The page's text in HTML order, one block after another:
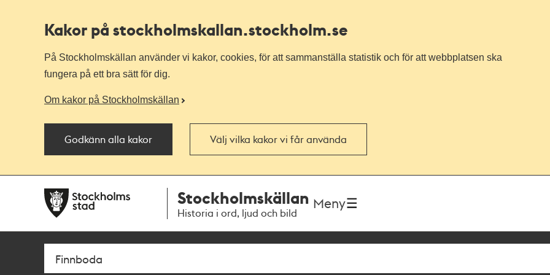
Kakor på stockholmskallan.stockholm.se
På Stockholmskällan använder vi kakor, cookies, för att sammanställa statistik och för att webbplatsen ska
fungera på ett bra sätt för dig.
Om kakor på Stockholmskällan
Godkänn alla kakor Välj vilka kakor vi får använda
navigationen
huvudinnehållet
Stockholmskällan
Historia i ord, ljud och bild
Meny
Sök